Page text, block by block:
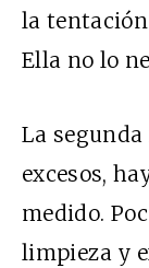
la
Ella no lo
La
excesos,
medido.
limpieza y